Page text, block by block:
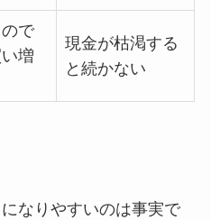
で
増
現金が枯渇する
と続かない
なりやすいのは事実で